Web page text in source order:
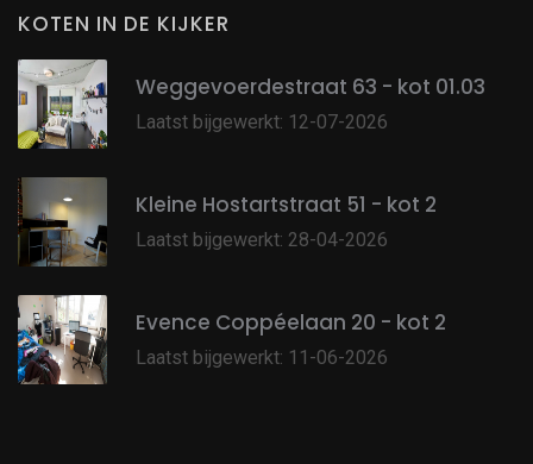
KOTEN IN DE KIJKER
Weggevoerdestraat 63 - kot 01.03
Laatst bijgewerkt: 12-07-2026
Kleine Hostartstraat 51 - kot 2
Laatst bijgewerkt: 28-04-2026
Evence Coppéelaan 20 - kot 2
Laatst bijgewerkt: 11-06-2026